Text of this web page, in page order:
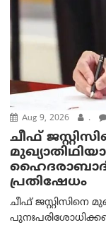
Aug 9, 2026 .
ചീഫ്
പ്രതിഷേധം
ചീഫ് ജസ്റ്റിസിനെ